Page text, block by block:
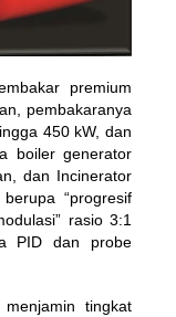
premium
pembakaranya
450 kW, dan
boiler generator
dan Incinerator
“progresif
rasio 3:1
PID dan probe
menjamin tingkat